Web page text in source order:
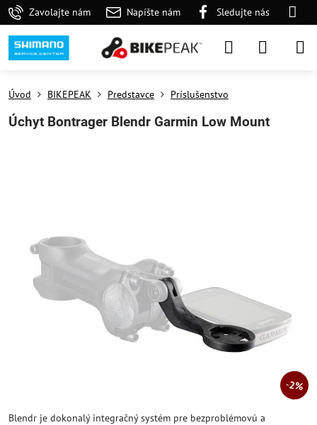
Zavolajte nám Napíšte nám Sledujte nás
2%
Úvod BIKEPEAK Predstavce Príslušenstvo
Úchyt Bontrager Blendr Garmin Low Mount
Blendr je dokonalý integračný systém pre bezproblémovú a